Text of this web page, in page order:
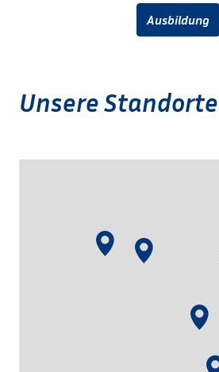
Ausbildung
Unsere Standorte